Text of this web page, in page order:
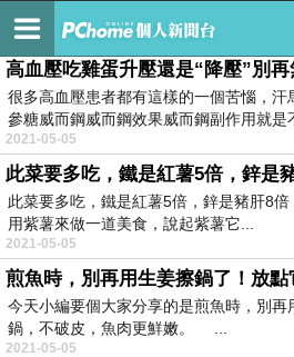
houcai1989
高血壓吃雞蛋升壓還是“降壓”別
很多高血壓患者都有這樣的一個苦惱，汗
參糖威而鋼威而鋼效果威而鋼副作用就是
2021-05-05
此菜要多吃，鐵是紅薯5倍，鋅是豬肝8
用紫薯來做一道美食，說起紫薯它...
2021-05-05
今天小編要個大家分享的是煎魚時，別
鍋，不破皮，魚肉更鮮嫩。 ...
2021-05-05